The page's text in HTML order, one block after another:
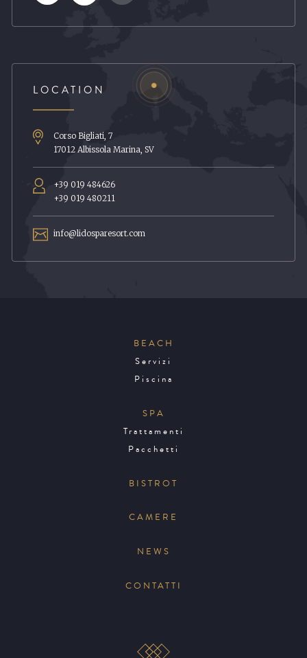
LOCATION
Corso Bigliati, 7
17012 Albissola Marina SV
+39 019 484626
+39 019 480211
info@lidosparesort.com
BEACH
Servizi
Piscina
SPA
Trattamenti
Pacchetti
BISTROT
CAMERE
NEWS
CONTATTI